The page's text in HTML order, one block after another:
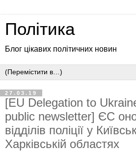
Політика
Блог цікавих політичних новин
27.03.19
[EU Delegation to
public newsletter] ЄС
відділів поліції у
Харківській областях